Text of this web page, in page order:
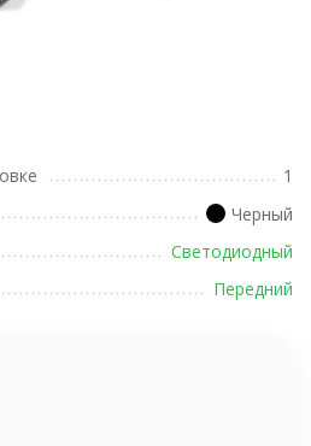
1
Черный
Светодиодный
Передний